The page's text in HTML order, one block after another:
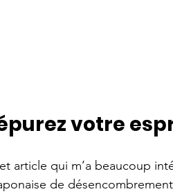
votre
article qui m’a beaucoup
de